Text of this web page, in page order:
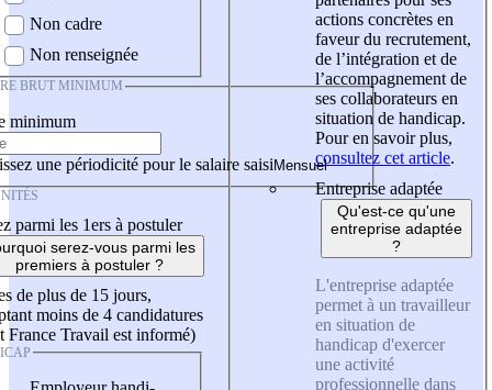
Non cadre
Non renseignée
BRUT MINIMUM
minimum
une périodicité pour le salaire saisi
parmi les 1ers à postuler
serez-vous parmi les
premiers à postuler ?
de plus de 15 jours,
moins de 4 candidatures
France Travail est informé)
actions concrètes en
faveur du recrutement,
de l’intégration et de
l’accompagnement de
ses collaborateurs en
situation de handicap.
Pour en savoir plus,
consultez cet article.
Entreprise adaptée
Qu'est-ce qu'une
entreprise adaptée
?
L'entreprise adaptée
permet à un travailleur
en situation de
handicap d'exercer
une activité
professionnelle dans